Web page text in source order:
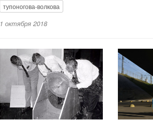
тупоногова-волкова
1 октября 2018